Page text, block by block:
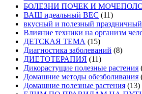
БОЛЕЗНИ ПОЧЕК И
ВАШ идеальный ВЕС (11)
вкусный и полезный праздничный
Влияние техники на организм
ДЕТСКАЯ ТЕМА (15)
Диагностика заболеваний (8)
ДИЕТОТЕРАПИЯ (11)
Дикорастущие полезные растения
Домашние методы обезболивания
Домашние полезные растения (13)